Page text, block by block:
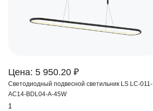
Цена: 5 950.20 ₽
Светодиодный подвесной светильник LS LC-011-
AC14-BDL04-А-45W